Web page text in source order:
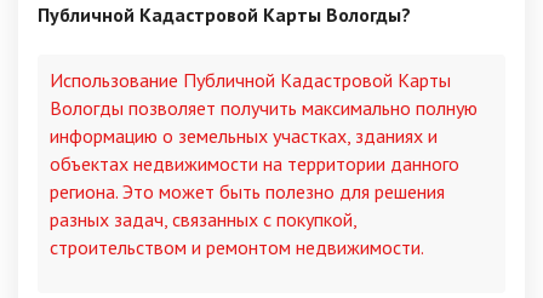
Публичной Кадастровой Карты Вологды?
Использование Публичной Кадастровой Карты
Вологды позволяет получить максимально полную
информацию о земельных участках, зданиях и
объектах недвижимости на территории данного
региона. Это может быть полезно для решения
разных задач, связанных с покупкой,
строительством и ремонтом недвижимости.